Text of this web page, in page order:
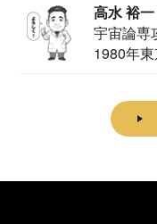
高水 裕一
宇宙論専
1980年